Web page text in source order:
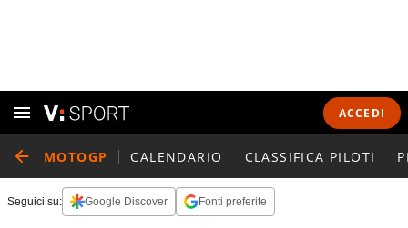
ACCEDI
MOTOGP CALENDARIO CLASSIFICA PILOTI
Seguici su: Google Discover Fonti preferite